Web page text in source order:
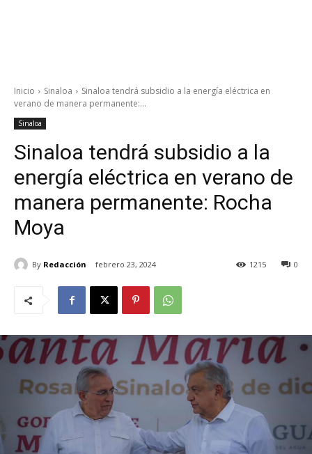
Inicio Sinaloa
Sinaloa tendrá subsidio a la energía eléctrica en
verano de manera permanente:...
Sinaloa
Sinaloa tendrá subsidio a la
energía eléctrica en verano de
manera permanente: Rocha
Moya
By Redacción febrero 23, 2024 0
1215